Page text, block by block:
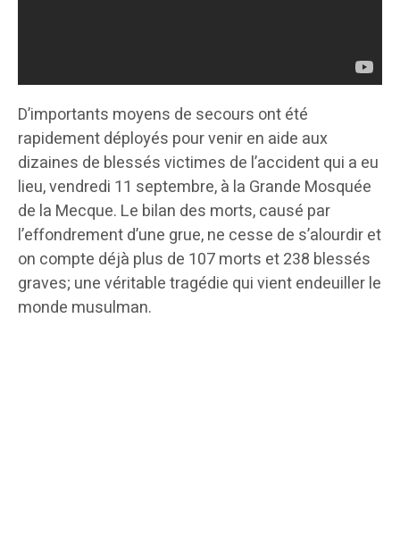
D’importants moyens de secours ont été
rapidement déployés pour venir en aide aux
dizaines de blessés victimes de l’accident qui a eu
lieu, vendredi 11 septembre, à la Grande Mosquée
de la Mecque. Le bilan des morts, causé par
l’effondrement d’une grue, ne cesse de s’alourdir et
on compte déjà plus de 107 morts et 238 blessés
graves; une véritable tragédie qui vient endeuiller le
monde musulman.